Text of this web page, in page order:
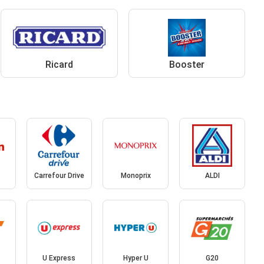
Ricard Booster
Carrefour Drive Monoprix ALDI
U Express Hyper U G20